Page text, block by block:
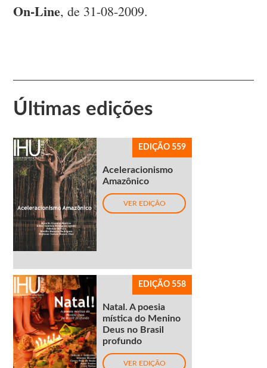
On-Line, de 31-08-2009.
Últimas edições
EDIÇÃO 559
Aceleracionismo
Amazônico
VER EDIÇÃO
EDIÇÃO 558
Natal. A poesia
mística do Menino
Deus no Brasil
profundo
VER EDIÇÃO